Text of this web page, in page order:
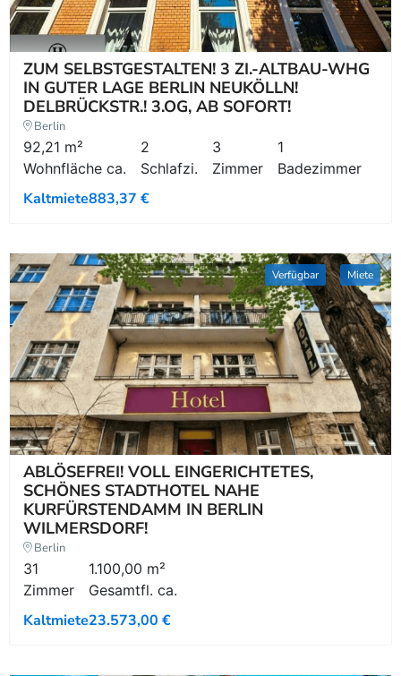
ZUM SELBSTGESTALTEN! 3 ZI.-ALTBAU-WHG
IN GUTER LAGE BERLIN NEUKÖLLN!
DELBRÜCKSTR.! 3.OG, AB SOFORT!
Berlin
92,21 m²
Wohnfläche ca.
2
Schlafzi.
3
Zimmer
1
Badezimmer
Kaltmiete883,37 €
Verfügbar Miete
ABLÖSEFREI! VOLL EINGERICHTETES,
SCHÖNES STADTHOTEL NAHE
KURFÜRSTENDAMM IN BERLIN
WILMERSDORF!
Berlin
31
Zimmer
1.100,00 m²
Gesamtfl. ca.
Kaltmiete23.573,00 €